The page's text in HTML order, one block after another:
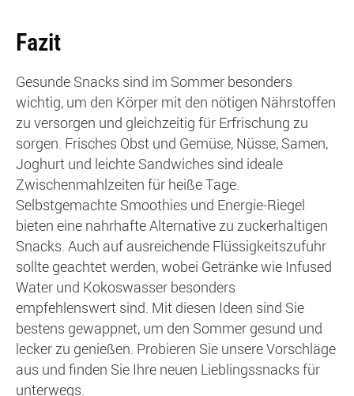
Fazit
Gesunde Snacks sind im Sommer besonders
wichtig, um den Körper mit den nötigen Nährstoffen
zu versorgen und gleichzeitig für Erfrischung zu
sorgen. Frisches Obst und Gemüse, Nüsse, Samen,
Joghurt und leichte Sandwiches sind ideale
Zwischenmahlzeiten für heiße Tage.
Selbstgemachte Smoothies und Energie-Riegel
bieten eine nahrhafte Alternative zu zuckerhaltigen
Snacks. Auch auf ausreichende Flüssigkeitszufuhr
sollte geachtet werden, wobei Getränke wie Infused
Water und Kokoswasser besonders
empfehlenswert sind. Mit diesen Ideen sind Sie
bestens gewappnet, um den Sommer gesund und
lecker zu genießen. Probieren Sie unsere Vorschläge
aus und finden Sie Ihre neuen Lieblingssnacks für
unterwegs.